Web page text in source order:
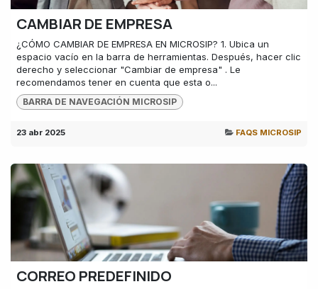
CAMBIAR DE EMPRESA
¿CÓMO CAMBIAR DE EMPRESA EN MICROSIP? 1. Ubica un
espacio vacío en la barra de herramientas. Después, hacer clic
derecho y seleccionar "Cambiar de empresa" . Le
recomendamos tener en cuenta que esta o...
BARRA DE NAVEGACIÓN MICROSIP
23 abr 2025 FAQS MICROSIP
CORREO PREDEFINIDO